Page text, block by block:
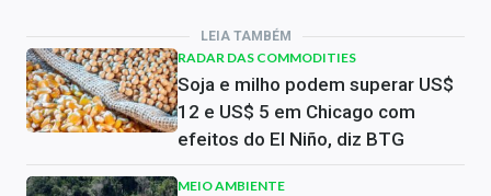
LEIA TAMBÉM
RADAR DAS COMMODITIES
Soja e milho podem superar US$
12 e US$ 5 em Chicago com
efeitos do El Niño, diz BTG
MEIO AMBIENTE